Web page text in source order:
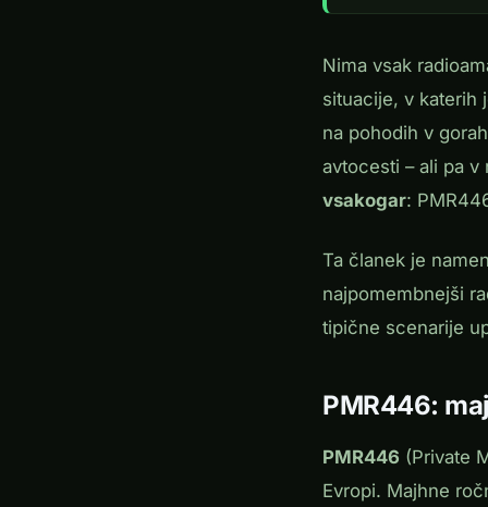
Nima vsak
situacije, v katerih
na pohodih v
avtocesti – ali pa
vsakogar:
Ta članek je
najpomembnejši
tipične scenarije
PMR446:
PMR446 (Private
Evropi. Majhne